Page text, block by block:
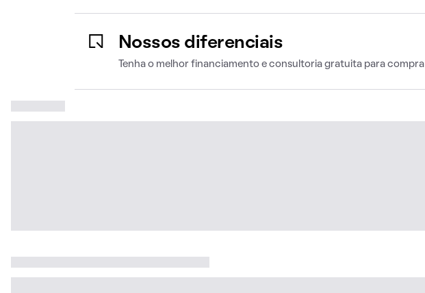
Nossos diferenciais
Tenha o melhor financiamento e consultoria gratuita para compra